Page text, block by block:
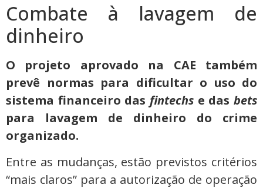
Combate à lavagem de
dinheiro
O projeto aprovado na CAE também
prevê normas para dificultar o uso do
sistema financeiro das fintechs e das bets
para lavagem de dinheiro do crime
organizado.
Entre as mudanças, estão previstos critérios
“mais claros” para a autorização de operação